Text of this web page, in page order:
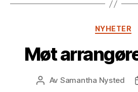
NYHETER
Møt
Innleggsforfatter
Av Samantha Nysted